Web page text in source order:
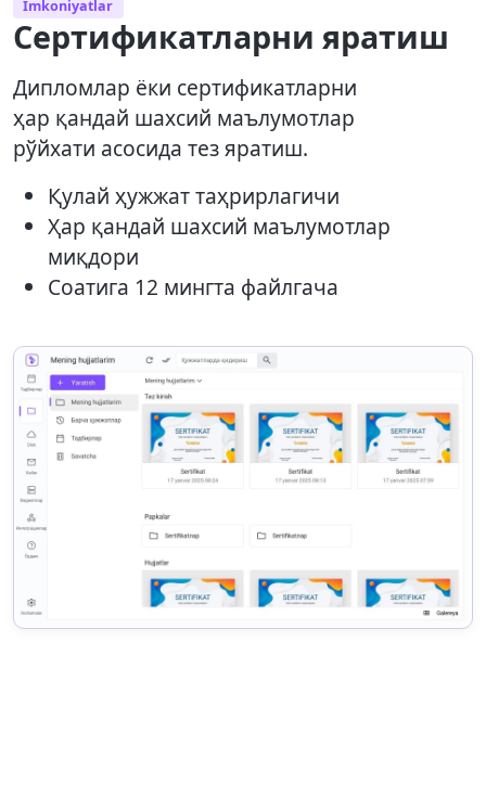
Imkoniyatlar
Сертификатларни яратиш
Дипломлар ёки сертификатларни
ҳар қандай шахсий маълумотлар
рўйхати асосида тез яратиш.
Қулай ҳужжат таҳрирлагичи
Ҳар қандай шахсий маълумотлар
миқдори
Соатига 12 мингта файлгача